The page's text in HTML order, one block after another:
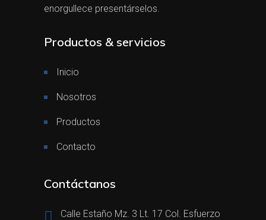
enorgullece presentárselos.
Productos & servicios
Inicio
Nosotros
Productos
Contacto
Contáctanos
Calle Estaño Mz. 3 Lt. 17 Col. Esfuerzo